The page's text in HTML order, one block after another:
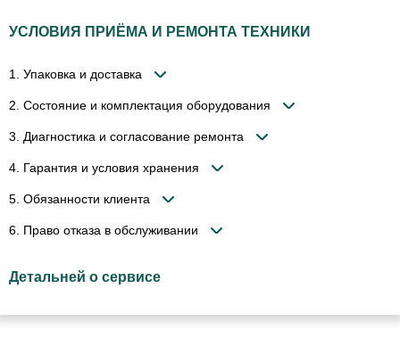
УСЛОВИЯ ПРИЁМА И РЕМОНТА ТЕХНИКИ
1. Упаковка и доставка
2. Состояние и комплектация оборудования
3. Диагностика и согласование ремонта
4. Гарантия и условия хранения
5. Обязанности клиента
6. Право отказа в обслуживании
Детальней о сервисе